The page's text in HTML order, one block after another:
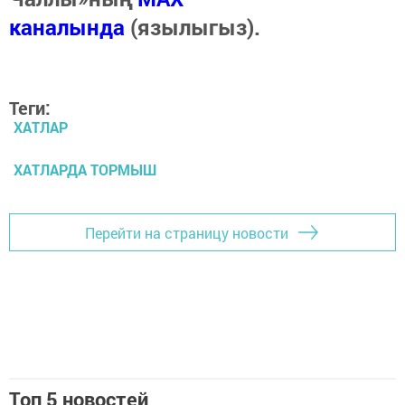
каналында (язылыгыз).
Теги:
ХАТЛАР
ХАТЛАРДА ТОРМЫШ
Перейти на страницу новости
Топ 5 новостей